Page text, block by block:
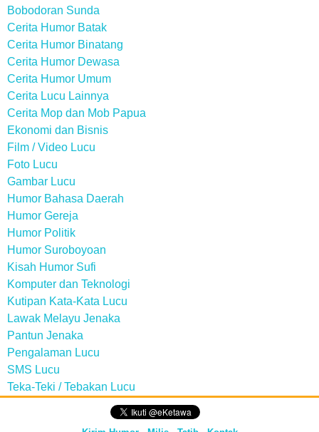
Bobodoran Sunda
Cerita Humor Batak
Cerita Humor Binatang
Cerita Humor Dewasa
Cerita Humor Umum
Cerita Lucu Lainnya
Cerita Mop dan Mob Papua
Ekonomi dan Bisnis
Film / Video Lucu
Foto Lucu
Gambar Lucu
Humor Bahasa Daerah
Humor Gereja
Humor Politik
Humor Suroboyoan
Kisah Humor Sufi
Komputer dan Teknologi
Kutipan Kata-Kata Lucu
Lawak Melayu Jenaka
Pantun Jenaka
Pengalaman Lucu
SMS Lucu
Teka-Teki / Tebakan Lucu